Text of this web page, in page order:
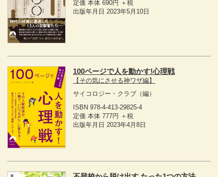
定価 本体 690円 ＋税
出版年月日 2023年5月10日
100ページで人を動かす!心理戦
【その気にさせる神ワザ編】
サイコロジー・クラブ （編）
ISBN 978-4-413-29825-4
定価 本体 777円 ＋税
出版年月日 2023年4月8日